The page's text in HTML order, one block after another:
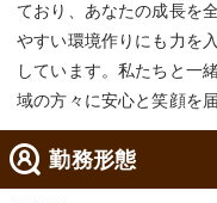
ており、あなたの成長を
やすい環境作りにも力を
しています。私たちと一
域の方々に安心と笑顔を
勤務形態